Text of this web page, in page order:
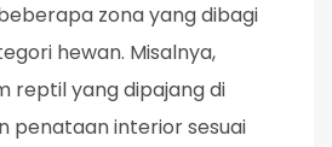
zona yang dibagi
hewan. Misalnya,
reptil yang dipajang di
penataan interior sesuai